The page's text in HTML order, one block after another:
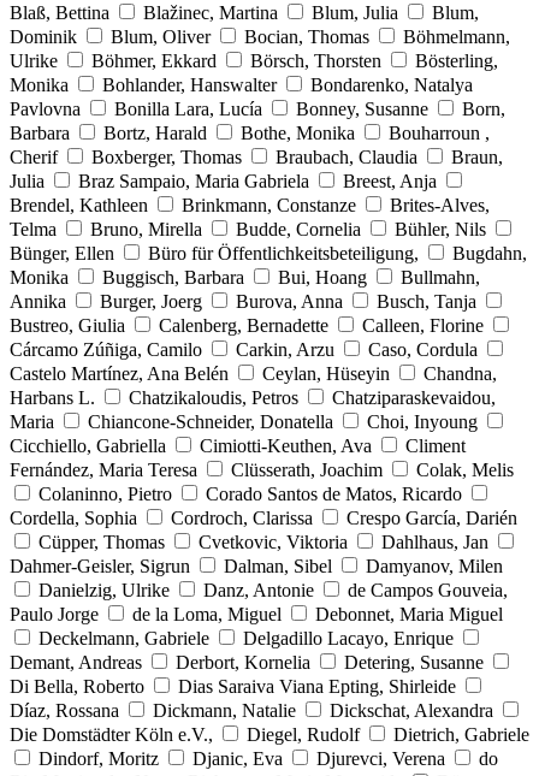
Blaß, Bettina
Blažinec, Martina Blum, Julia
Blum,
Dominik
Blum, Oliver Bocian, Thomas
Böhmelmann,
Ulrike
Böhmer, Ekkard Börsch, Thorsten
Bösterling,
Monika
Bohlander, Hanswalter
Bondarenko, Natalya
Pavlovna
Bonilla Lara, Lucía Bonney, Susanne
Born,
Barbara
Bortz, Harald Bothe, Monika
Bouharroun ,
Cherif
Boxberger, Thomas Braubach, Claudia
Braun,
Julia
Braz Sampaio, Maria Gabriela
Breest, Anja
Brendel, Kathleen
Brinkmann, Constanze
Brites-Alves,
Telma
Bruno, Mirella Budde, Cornelia
Bühler, Nils
Bünger, Ellen
Büro für Öffentlichkeitsbeteiligung,
Bugdahn,
Monika
Buggisch, Barbara Bui, Hoang
Bullmahn,
Annika
Burger, Joerg Burova, Anna
Busch, Tanja
Bustreo, Giulia
Calenberg, Bernadette
Calleen, Florine
Cárcamo Zúñiga, Camilo
Carkin, Arzu
Caso, Cordula
Castelo Martínez, Ana Belén
Ceylan, Hüseyin
Chandna,
Harbans L.
Chatzikaloudis, Petros
Chatziparaskevaidou,
Maria
Chiancone-Schneider, Donatella
Choi, Inyoung
Cicchiello, Gabriella
Cimiotti-Keuthen, Ava
Climent
Fernández, Maria Teresa
Clüsserath, Joachim
Colak, Melis
Colaninno, Pietro
Corado Santos de Matos, Ricardo
Cordella, Sophia
Cordroch, Clarissa
Crespo García, Darién
Cüpper, Thomas
Cvetkovic, Viktoria
Dahlhaus, Jan
Dahmer-Geisler, Sigrun
Dalman, Sibel
Damyanov, Milen
Danielzig, Ulrike
Danz, Antonie
de Campos Gouveia,
Paulo Jorge
de la Loma, Miguel
Debonnet, Maria Miguel
Deckelmann, Gabriele
Delgadillo Lacayo, Enrique
Demant, Andreas
Derbort, Kornelia
Detering, Susanne
Di Bella, Roberto
Dias Saraiva Viana Epting, Shirleide
Díaz, Rossana
Dickmann, Natalie
Dickschat, Alexandra
Die Domstädter Köln e.V.,
Diegel, Rudolf
Dietrich, Gabriele
Dindorf, Moritz
Djanic, Eva Djurevci, Verena
do